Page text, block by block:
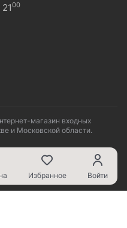
00
магазин входных
и Московской области.
Избранное Войти